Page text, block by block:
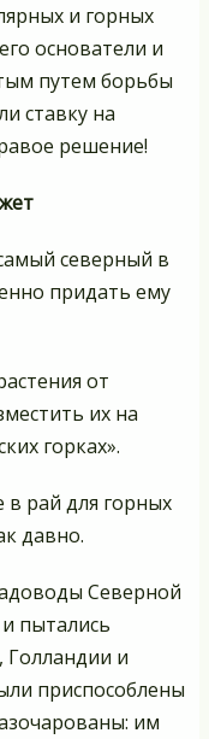
и горных
основатели и
путем борьбы
ставку на
решение!
северный в
придать ему
от
их на
горках».
в рай для горных
давно.
Северной
пытались
и
приспособлены
им